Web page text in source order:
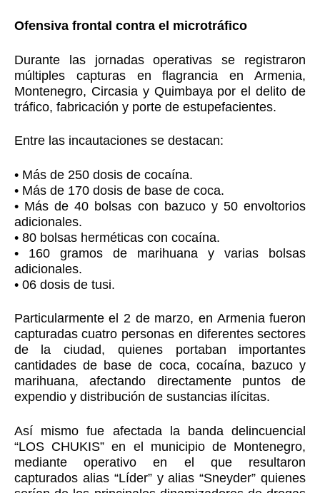
Ofensiva frontal contra el microtráfico
Durante las jornadas operativas se registraron
múltiples capturas en flagrancia en Armenia,
Montenegro, Circasia y Quimbaya por el delito de
tráfico, fabricación y porte de estupefacientes.
Entre las incautaciones se destacan:
• Más de 250 dosis de cocaína.
• Más de 170 dosis de base de coca.
• Más de 40 bolsas con bazuco y 50 envoltorios
adicionales.
• 80 bolsas herméticas con cocaína.
• 160 gramos de marihuana y varias bolsas
adicionales.
• 06 dosis de tusi.
Particularmente el 2 de marzo, en Armenia fueron
capturadas cuatro personas en diferentes sectores
de la ciudad, quienes portaban importantes
cantidades de base de coca, cocaína, bazuco y
marihuana, afectando directamente puntos de
expendio y distribución de sustancias ilícitas.
Así mismo fue afectada la banda delincuencial
“LOS CHUKIS” en el municipio de Montenegro,
mediante operativo en el que resultaron
capturados alias “Líder” y alias “Sneyder” quienes